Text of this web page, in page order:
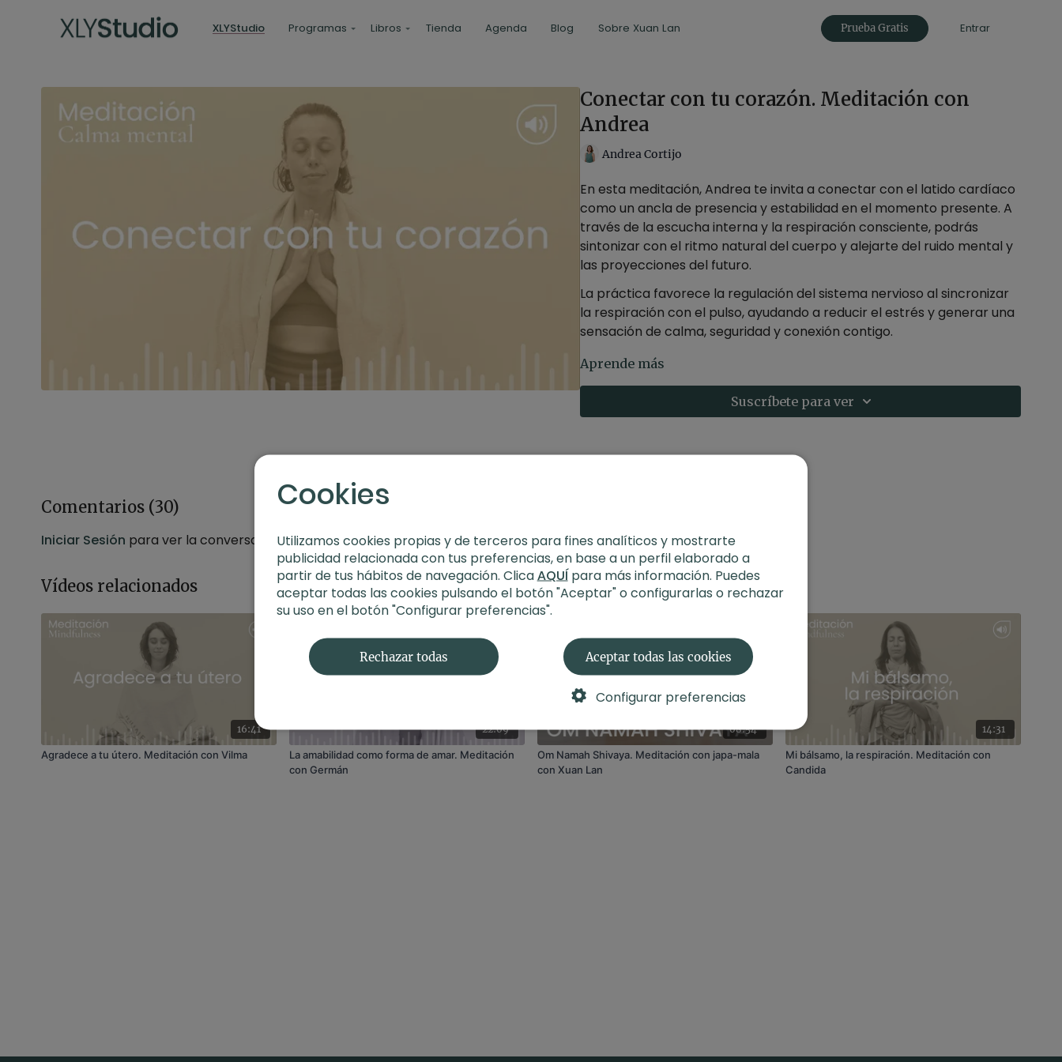
XLYStudio Programas Libros Tienda Agenda Blog Sobre Xuan Lan Prueba Gratis Entrar
Conectar con tu corazón. Meditación con
Andrea
Andrea Cortijo
En esta meditación, Andrea te invita a conectar con el latido cardíaco
como un ancla de presencia y estabilidad en el momento presente. A
través de la escucha interna y la respiración consciente, podrás
sintonizar con el ritmo natural del cuerpo y alejarte del ruido mental y
las proyecciones del futuro.
La práctica favorece la regulación del sistema nervioso al sincronizar
la respiración con el pulso, ayudando a reducir el estrés y generar una
sensación de calma, seguridad y conexión contigo.
Estilo: Calma mental
Recomendaciones: Busca un lugar silencioso donde puedas sentarte
agitación mental o como práctica de enraizamiento al iniciar el día o
al final del día. Si te ayuda a concentrarte, puedes colocar una mano
Aprende más
Suscríbete para ver
Comentarios (30)
Iniciar Sesión para ver la conversación
Vídeos relacionados
16:41
Agradece a tu útero. Meditación con Vilma
22:09
La amabilidad como forma de amar. Meditación
con Germán
08:54
Om Namah Shivaya. Meditación con japa-mala
con Xuan Lan
14:31
Mi bálsamo, la respiración. Meditación con
Candida
Cookies
Utilizamos cookies propias y de terceros para fines analíticos y mostrarte
publicidad relacionada con tus preferencias, en base a un perfil elaborado a
partir de tus hábitos de navegación. ClicaAQUÍpara más información. Puedes
aceptar todas las cookies pulsando el botón "Aceptar" o configurarlas o rechazar
su uso en el botón "Configurar preferencias".
Rechazar todas Aceptar todas las cookies
Configurar preferencias